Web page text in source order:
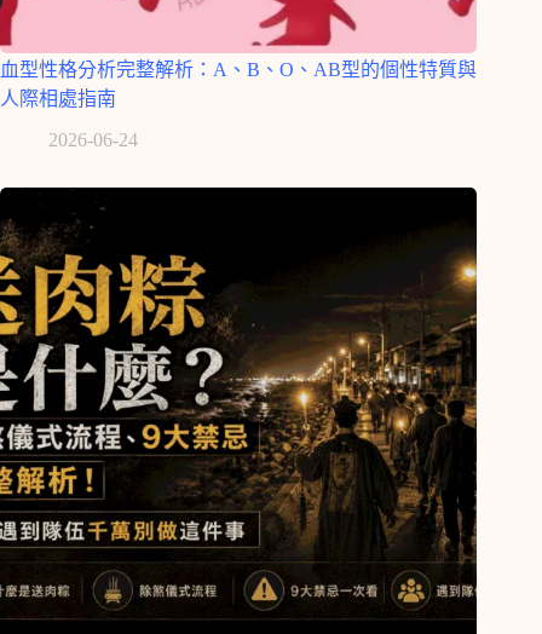
血型性格分析完整解析：A、B、O、AB型的個性特質與
人際相處指南
2026-06-24